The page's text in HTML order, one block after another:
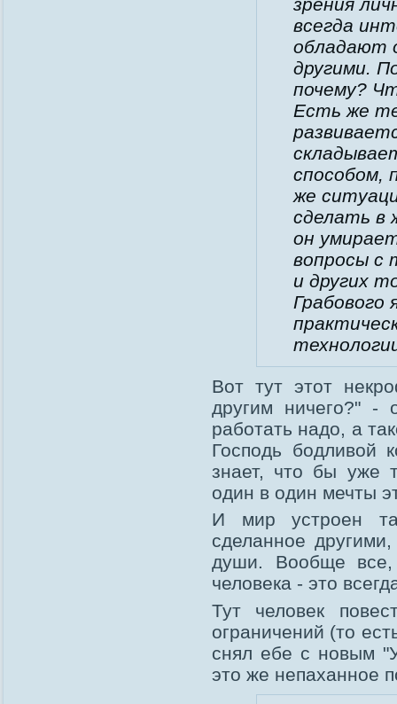
всегда
обладают
другими.
почему?
Есть же
способом,
же
сделать в
он
вопросы с
и других
Грабового
Вот тут этот
другим ничего?" -
работать надо, а
Господь бодливой
знает, что бы уже
один в один мечты
И мир устроен
сделанное
души. Вообще все,
человека - это
Тут человек
ограничений (то
снял ебе с новым
это же непаханное